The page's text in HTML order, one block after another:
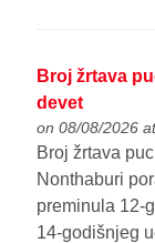
Broj žrtava
devet
on 08/08/2026
Broj žrtava
Nonthaburi
preminula 12-
14-godišnjeg